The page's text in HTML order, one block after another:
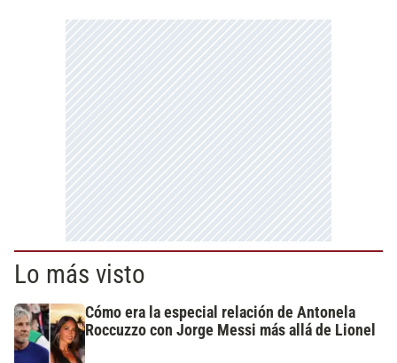
Lo más visto
Cómo era la especial relación de Antonela
Roccuzzo con Jorge Messi más allá de Lionel